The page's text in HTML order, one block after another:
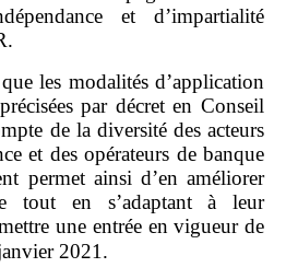
et d’impartialité
les modalités d’application
par décret en Conseil
de la diversité des acteurs
et des opérateurs de banque
permet ainsi d’en améliorer
tout en s’adaptant à leur
une entrée en vigueur de
2021.